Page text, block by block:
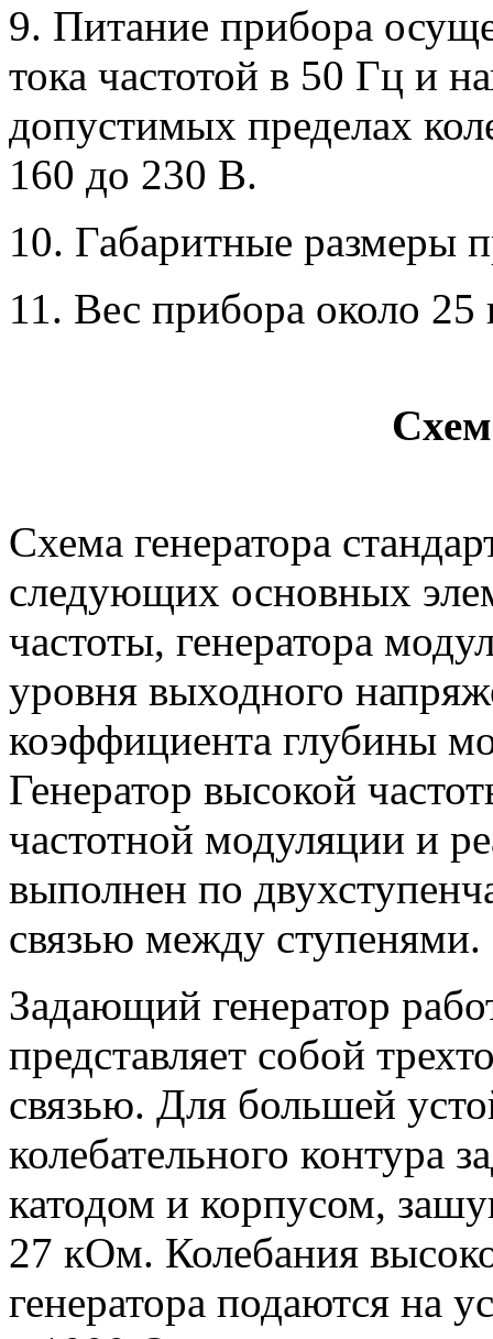
9. Питание прибора
тока частотой в 50 Гц и
допустимых пределах
160 до 230 В.
10. Габаритные размеры
11. Вес прибора около 25
Схема генератора
следующих основных
частоты, генератора
уровня выходного
коэффициента глубины
Генератор высокой
частотной модуляции и
выполнен по
связью между ступенями.
Задающий генератор
представляет собой
связью. Для большей
колебательного контура
катодом и корпусом,
27 кОм. Колебания
генератора подаются на